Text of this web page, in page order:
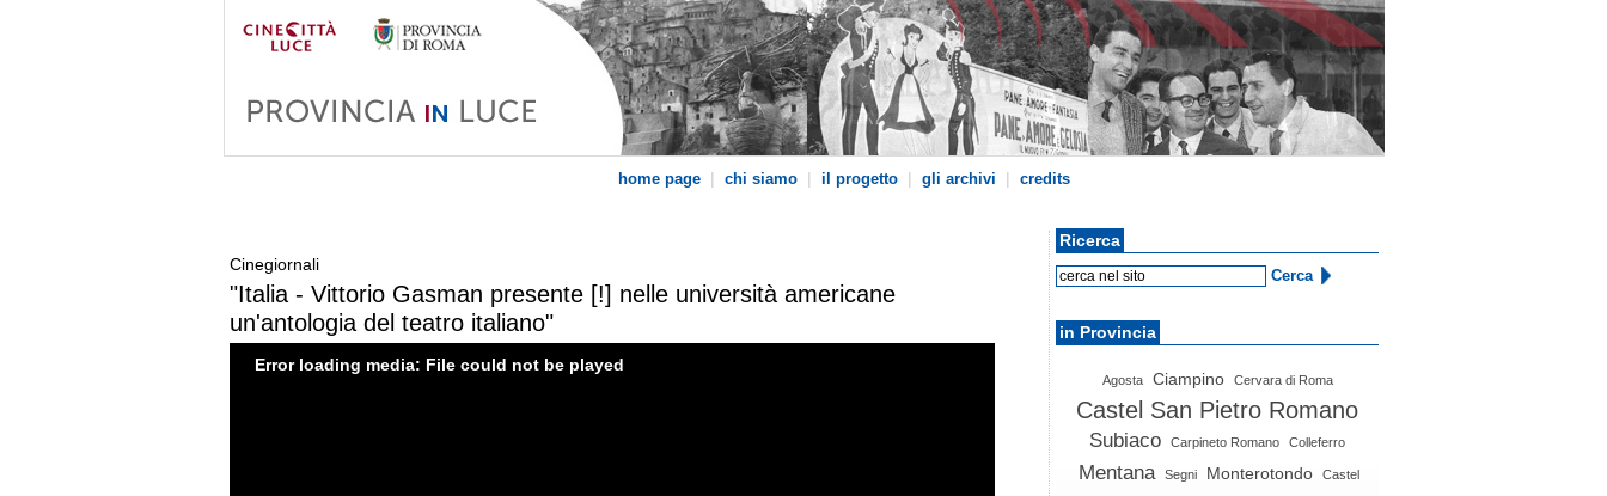
home page | chi siamo | il progetto | gli archivi | credits
Cinegiornali
"Italia - Vittorio Gasman presente [!] nelle università americane
un'antologia del teatro italiano"
Error loading media: File could not be played
Ricerca
in Provincia
Agosta Ciampino Cervara di Roma
Castel San Pietro Romano
Subiaco Carpineto Romano Colleferro
Mentana Segni Monterotondo Castel